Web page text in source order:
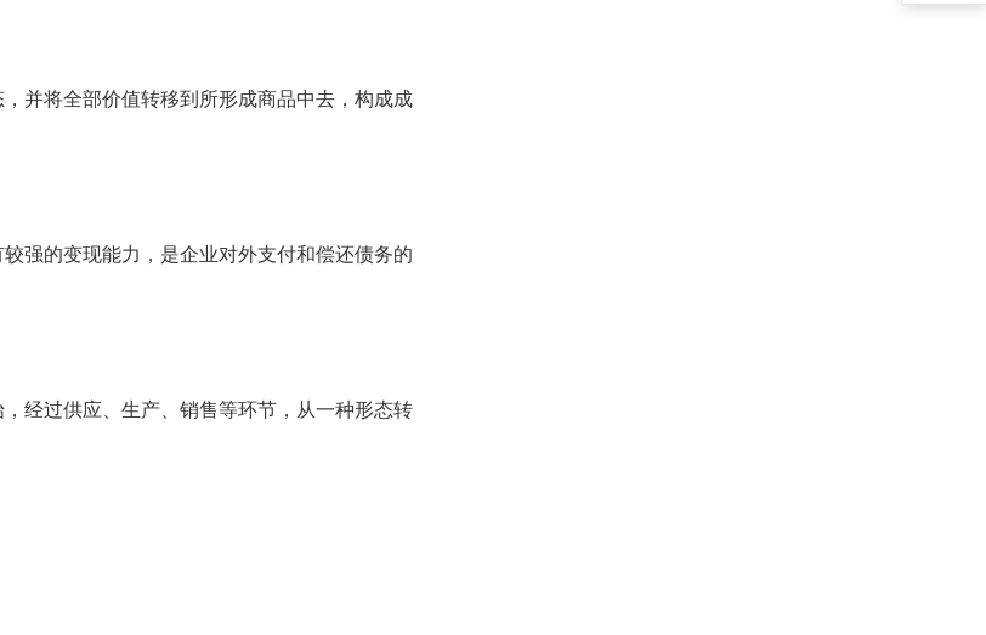
将全部价值转移到所形成商品中去，构成成
的变现能力，是企业对外支付和偿还债务的
过供应、生产、销售等环节，从一种形态转